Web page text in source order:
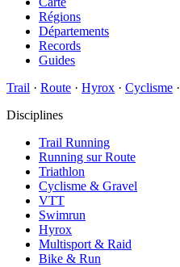
Régions
Départements
Records
Guides
Trail · Route · Hyrox · Cyclisme ·
Disciplines
Trail Running
Running sur Route
Triathlon
Cyclisme & Gravel
VTT
Swimrun
Hyrox
Multisport & Raid
Bike & Run